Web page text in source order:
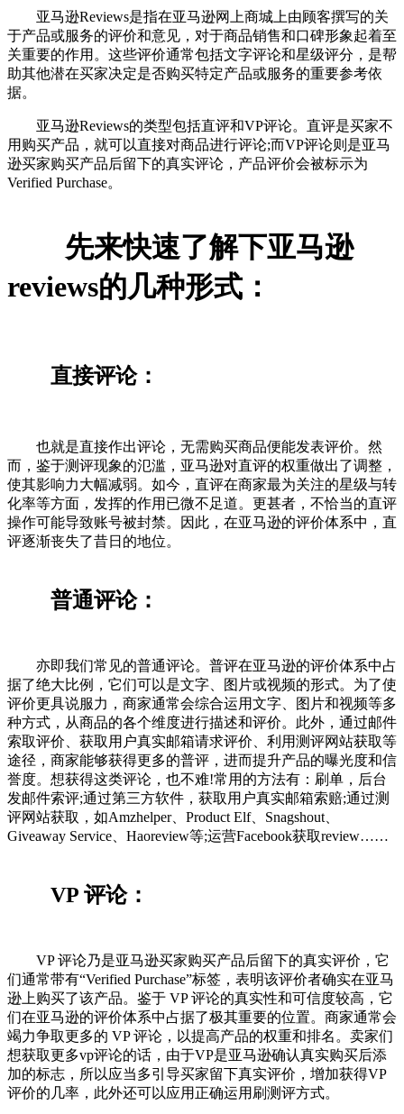
亚马逊Reviews是指在亚马逊网上商城上由顾客撰写的关
于产品或服务的评价和意见，对于商品销售和口碑形象起着至
关重要的作用。这些评价通常包括文字评论和星级评分，是帮
助其他潜在买家决定是否购买特定产品或服务的重要参考依
据。
亚马逊Reviews的类型包括直评和VP评论。直评是买家不
用购买产品，就可以直接对商品进行评论;而VP评论则是亚马
逊买家购买产品后留下的真实评论，产品评价会被标示为
Verified Purchase。
先来快速了解下亚马逊
reviews的几种形式：
直接评论：
也就是直接作出评论，无需购买商品便能发表评价。然
而，鉴于测评现象的氾滥，亚马逊对直评的权重做出了调整，
使其影响力大幅减弱。如今，直评在商家最为关注的星级与转
化率等方面，发挥的作用已微不足道。更甚者，不恰当的直评
操作可能导致账号被封禁。因此，在亚马逊的评价体系中，直
评逐渐丧失了昔日的地位。
普通评论：
亦即我们常见的普通评论。普评在亚马逊的评价体系中占
据了绝大比例，它们可以是文字、图片或视频的形式。为了使
评价更具说服力，商家通常会综合运用文字、图片和视频等多
种方式，从商品的各个维度进行描述和评价。此外，通过邮件
索取评价、获取用户真实邮箱请求评价、利用测评网站获取等
途径，商家能够获得更多的普评，进而提升产品的曝光度和信
誉度。想获得这类评论，也不难!常用的方法有：刷单，后台
发邮件索评;通过第三方软件，获取用户真实邮箱索赔;通过测
评网站获取，如Amzhelper、Product Elf、Snagshout、
Giveaway Service、Haoreview等;运营Facebook获取review……
VP 评论：
VP 评论乃是亚马逊买家购买产品后留下的真实评价，它
们通常带有“Verified Purchase”标签，表明该评价者确实在亚马
逊上购买了该产品。鉴于 VP 评论的真实性和可信度较高，它
们在亚马逊的评价体系中占据了极其重要的位置。商家通常会
竭力争取更多的 VP 评论，以提高产品的权重和排名。卖家们
想获取更多vp评论的话，由于VP是亚马逊确认真实购买后添
加的标志，所以应当多引导买家留下真实评价，增加获得VP
评价的几率，此外还可以应用正确运用刷测评方式。